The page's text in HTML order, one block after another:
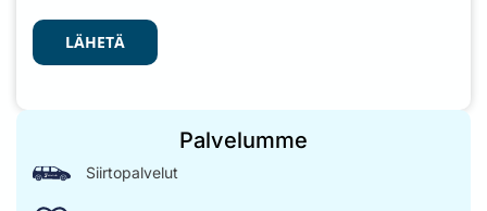
LÄHETÄ
Palvelumme
Siirtopalvelut